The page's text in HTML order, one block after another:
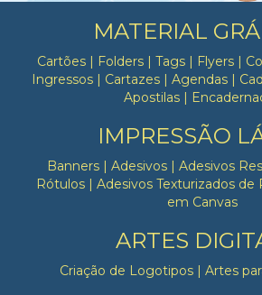
MATERIAL
Cartões | Folders | Tags | Flyers |
Ingressos | Cartazes | Agendas |
Apostilas |
IMPRESSÃO
Banners | Adesivos | Adesivos
Rótulos | Adesivos Texturizados de
em Canvas
ARTES
Criação de Logotipos | Artes